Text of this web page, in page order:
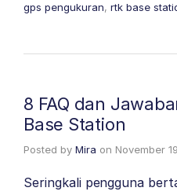
gps pengukuran, rtk base
8 FAQ dan
Base Station
Posted by Mira on November
Seringkali pengguna